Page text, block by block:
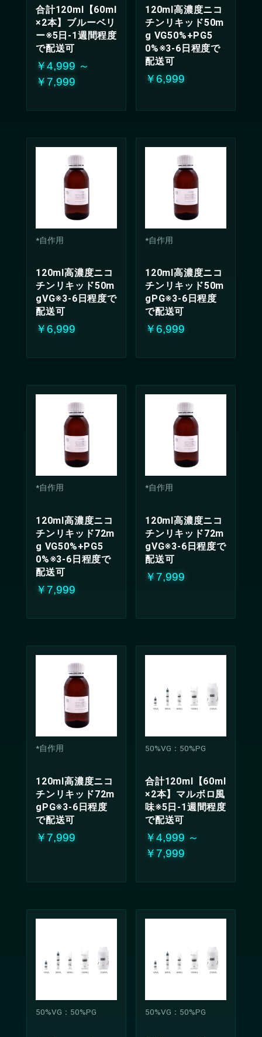
合計120ml【60ml
×2本】ブルーベリ
ー※5日-1週間程度
で配送可
￥4,999 ～
￥7,999
120ml高濃度ニコ
チンリキッド50m
g VG50%+PG5
0%※3-6日程度で
配送可
￥6,999
*自作用
120ml高濃度ニコ
チンリキッド50m
gVG※3-6日程度で
配送可
￥6,999
*自作用
120ml高濃度ニコ
チンリキッド50m
gPG※3-6日程度
で配送可
￥6,999
*自作用
120ml高濃度ニコ
チンリキッド72m
g VG50%+PG5
0%※3-6日程度で
配送可
￥7,999
*自作用
120ml高濃度ニコ
チンリキッド72m
gVG※3-6日程度で
配送可
￥7,999
*自作用
120ml高濃度ニコ
チンリキッド72m
gPG※3-6日程度
で配送可
￥7,999
50%VG：50%PG
合計120ml【60ml
×2本】マルボロ風
味※5日-1週間程度
で配送可
￥4,999 ～
￥7,999
50%VG：50%PG 50%VG：50%PG